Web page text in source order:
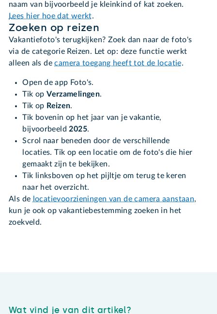
naam van bijvoorbeeld je kleinkind of kat zoeken.
Lees hier hoe dat werkt.
Zoeken op reizen
Vakantiefoto's terugkijken? Zoek dan naar de foto's
via de categorie Reizen. Let op: deze functie werkt
alleen als decamera toegang heeft tot de locatie.
Open de app Foto's.
Tik opVerzamelingen.
Tik op Reizen.
Tik bovenin op het jaar van je vakantie,
bijvoorbeeld2025.
Scrol naar beneden door de verschillende
locaties. Tik op een locatie om de foto's die hier
gemaakt zijn te bekijken.
Tik linksboven op het pijltje om terug te keren
naar het overzicht.
Als de locatievoorzieningen van de camera aanstaan,
kun je ook op vakantiebestemming zoeken in het
zoekveld.
Wat vind je van dit artikel?